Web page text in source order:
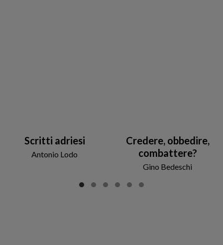
Scritti adriesi
Antonio Lodo
Credere, obbedire,
combattere?
Gino Bedeschi